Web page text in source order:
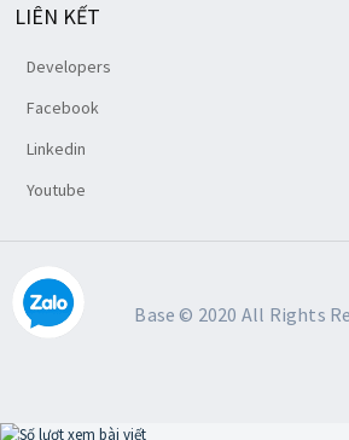
LIÊN KẾT
Developers
Facebook
Linkedin
Youtube
Base © 2020 All Rights